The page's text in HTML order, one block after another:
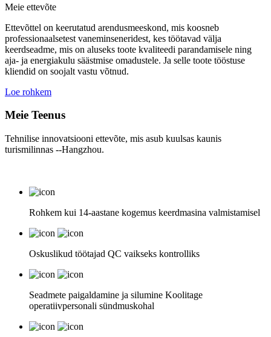
Meie ettevõte
Ettevõttel on keerutatud arendusmeeskond, mis koosneb
professionaalsetest vaneminseneridest, kes töötavad välja
keerdseadme, mis on aluseks toote kvaliteedi parandamisele ning
aja- ja energiakulu säästmise omadustele. Ja selle toote tööstuse
kliendid on soojalt vastu võtnud.
Loe rohkem
Meie Teenus
Tehnilise innovatsiooni ettevõte, mis asub kuulsas kaunis
turismilinnas --Hangzhou.
Rohkem kui 14-aastane kogemus keerdmasina valmistamisel
Oskuslikud töötajad QC vaikseks kontrolliks
Seadmete paigaldamine ja silumine Koolitage
operatiivpersonali sündmuskohal